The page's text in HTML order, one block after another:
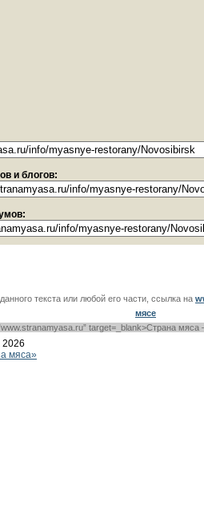
и блогов:
текста или любой его части, ссылка на
мясе
target=_blank>Страна мяса
2026
мяса»